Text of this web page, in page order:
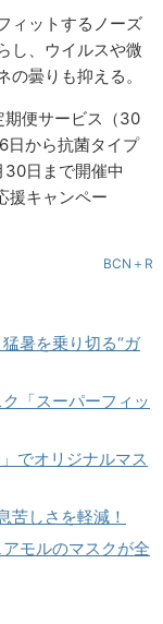
ィットするノーズ
し、ウイルスや微
曇りも抑える。
便サービス（30
日から抗菌タイプ
日まで開催中
援キャンペー
BCN＋R
暑を乗り切る“ガ
「スーパーフィッ
でオリジナルマス
苦しさを軽減！
モルのマスクが全